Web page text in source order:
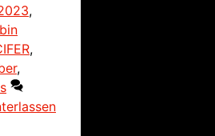
,
,
,